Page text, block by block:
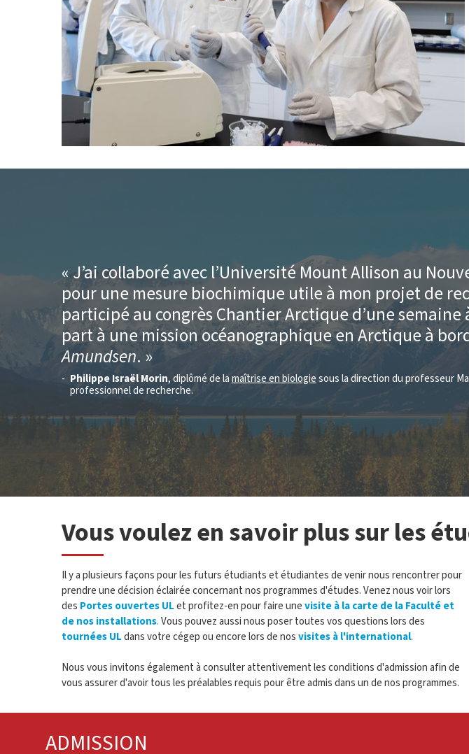
J’ai collaboré avec l’Université Mount Allison au
pour une mesure biochimique utile à mon projet de
participé au congrès Chantier Arctique d’une semaine
part à une mission océanographique en Arctique à
Amundsen.
Philippe Israël Morin, diplômé de la maîtrise en biologie sous la direction du professeur
professionnel de recherche.
Vous voulez en savoir plus sur les
Il y a plusieurs façons pour les futurs étudiants et étudiantes de venir nous rencontrer pour
prendre une décision éclairée concernant nos programmes d'études. Venez nous voir lors
des Portes ouvertes UL et profitez-en pour faire une visite à la carte de la Faculté et
de nos installations. Vous pouvez aussi nous poser toutes vos questions lors des
tournées UL dans votre cégep ou encore lors de nos visites à l'international.
Nous vous invitons également à consulter attentivement les conditions d'admission afin de
vous assurer d'avoir tous les préalables requis pour être admis dans un de nos programmes.
ADMISSION